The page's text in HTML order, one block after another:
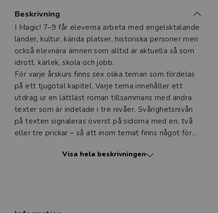
digitalt provexemplar av den här produkten.
Ett digitalt provexemplar ger dig tillgång till det digitala
läromedlet där den digitala boken ingår under tre
månader. Observera att erbjudandet endast gäller
relevanta produkter för din undervisning (nivå och ämne)
och dig som är verksam i Sverige.Du kan naturligtvis alltid
kontakta vårkundserviceom du önskar ytterligare
information eller har frågor om produkten.
Den här produkten kan beställas av lärare i grundskola
Beskrivning
Beskrivning
I Magic! 7–9 får eleverna arbeta med engelsktalande
länder, kultur, kända platser, historiska personer men
också elevnära ämnen som alltid är aktuella så som
idrott, kärlek, skola och jobb.
För varje årskurs finns sex olika teman som fördelas
på ett tjugotal kapitel. Varje tema innehåller ett
utdrag ur en lättläst roman tillsammans med andra
texter som är indelade i tre nivåer. Svårighetsnivån
på texten signaleras överst på sidorna med en, två
eller tre prickar – så att inom temat finns något för
grammatik och handfasta verktyg som utvecklar
Visa hela beskrivningen